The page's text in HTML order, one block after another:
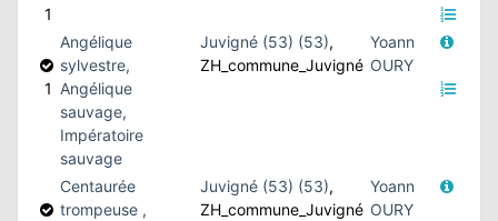
1
1
Angélique
sylvestre,
Angélique
sauvage,
Impératoire
sauvage
Juvigné (53) (53),
ZH_commune_Juvigné
Yoann
OURY
Centaurée
trompeuse ,
Juvigné (53) (53),
ZH_commune_Juvigné
Yoann
OURY